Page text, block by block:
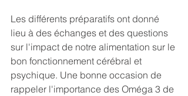
Les différents préparatifs ont donné
lieu à des échanges et des questions
sur l'impact de notre alimentation sur le
bon fonctionnement cérébral et
psychique. Une bonne occasion de
rappeler l'importance des Oméga 3 de